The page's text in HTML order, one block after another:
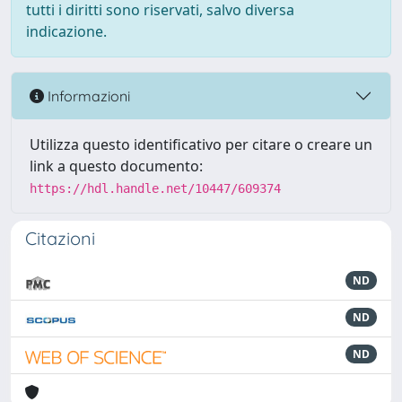
tutti i diritti sono riservati, salvo diversa
indicazione.
Informazioni
Utilizza questo identificativo per citare o creare un
link a questo documento:
https://hdl.handle.net/10447/609374
Citazioni
ND
ND
ND